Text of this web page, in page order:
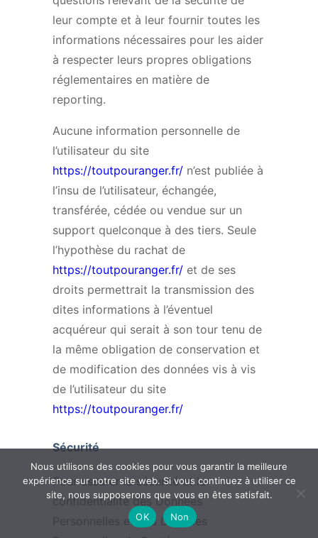
leur compte et à leur fournir toutes les
informations nécessaires pour les aider
à respecter leurs propres obligations
réglementaires en matière de
reporting.
Aucune information personnelle de
l’utilisateur du site
https://toutpouranger.fr/ n’est publiée à
l’insu de l’utilisateur, échangée,
transférée, cédée ou vendue sur un
support quelconque à des tiers. Seule
l’hypothèse du rachat de
https://toutpouranger.fr/ et de ses
droits permettrait la transmission des
dites informations à l’éventuel
acquéreur qui serait à son tour tenu de
la même obligation de conservation et
de modification des données vis à vis
de l’utilisateur du site
https://toutpouranger.fr/
Sécurité
Pour assurer la sécurité et la
confidentialité des Données
Personnelles et des Données
Nous utilisons des cookies pour vous garantir la meilleure
expérience sur notre site web. Si vous continuez à utiliser ce
site, nous supposerons que vous en êtes satisfait.
OK
Non